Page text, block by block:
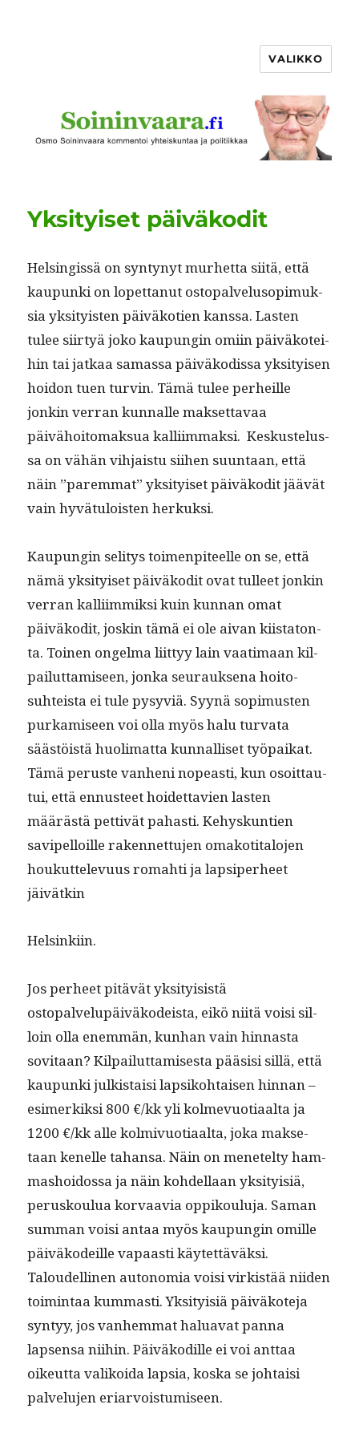
VALIKKO
Yksityiset päiväkodit
Helsingis­sä on syn­tynyt murhet­ta siitä, että
kaupun­ki on lopet­tanut ostopalvelu­sopimuk­
sia yksi­ty­is­ten päiväko­tien kanssa. Las­ten
tulee siir­tyä joko kaupun­gin omi­in päiväkotei­
hin tai jatkaa samas­sa päiväkodis­sa yksi­tyisen
hoidon tuen turvin. Tämä tulee per­heille
jonkin ver­ran kun­nalle mak­set­tavaa
päivähoit­o­mak­sua kalli­im­mak­si. Keskustelus­
sa on vähän vih­jais­tu siihen suun­taan, että
näin ”parem­mat” yksi­tyiset päiväkodit jäävät
vain hyvä­tu­lois­t­en herkuksi.
Kaupun­gin seli­tys toimen­piteelle on se, että
nämä yksi­tyiset päiväkodit ovat tulleet jonkin
ver­ran kalli­im­mik­si kuin kun­nan omat
päiväkodit, joskin tämä ei ole aivan kiis­ta­ton­
ta. Toinen ongel­ma liit­tyy lain vaa­ti­maan kil­
pailut­tamiseen, jon­ka seu­rauk­se­na hoito­
suhteista ei tule pysyviä. Syynä sopimusten
purkamiseen voi olla myös halu tur­va­ta
säästöistä huoli­mat­ta kun­nal­liset työ­paikat.
Tämä peruste van­heni nopeasti, kun osoit­tau­
tui, että ennus­teet hoidet­tavien las­ten
määrästä pet­tivät pahasti. Kehyskun­tien
savipel­loille raken­net­tu­jen omakoti­talo­jen
houkut­tele­vu­us rom­ahti ja lap­siper­heet
jäivätkin
Helsinki­in.
Jos per­heet pitävät yksi­ty­i­sistä
ostopalvelupäiväkodeista, eikö niitä voisi sil­
loin olla enem­män, kun­han vain hin­nas­ta
sovi­taan? Kil­pailut­tamis­es­ta pää­sisi sil­lä, että
kaupun­ki julk­istaisi lap­siko­htaisen hin­nan –
esimerkik­si 800 €/kk yli kolme­vuo­ti­aal­ta ja
1200 €/kk alle kolmivuo­ti­aal­ta, joka mak­se­
taan kenelle tahansa. Näin on menetel­ty ham­
mashoi­dos­sa ja näin kohdel­laan yksi­ty­isiä,
perusk­oulua kor­vaavia oppik­oulu­ja. Saman
sum­man voisi antaa myös kaupun­gin omille
päiväkodeille vapaasti käytet­täväk­si.
Taloudelli­nen autono­mia voisi virk­istää niiden
toim­intaa kum­masti. Yksi­ty­isiä päiväkote­ja
syn­tyy, jos van­hem­mat halu­a­vat pan­na
lapsen­sa niihin. Päiväkodille ei voi anttaa
oikeut­ta valikoi­da lap­sia, kos­ka se johtaisi
palvelu­jen eriarvoistumiseen.